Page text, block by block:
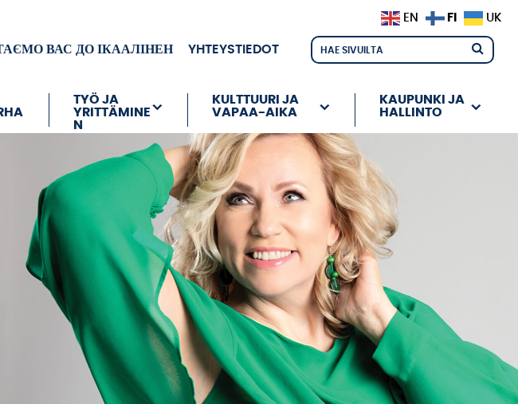
ВАС ДО ІКААЛІНЕН YHTEYSTIEDOT
TYÖ JA
YRITTÄMINE
N
KULTTUURI JA
VAPAA-AIKA
KAUPUNKI JA
HALLINTO
EN FI UK